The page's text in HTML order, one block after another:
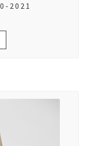
2021